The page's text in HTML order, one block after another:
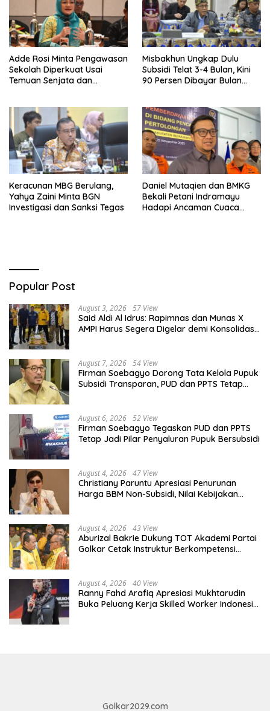
Adde Rosi Minta Pengawasan
Sekolah Diperkuat Usai
Temuan Senjata dan
Misbakhun Ungkap Dulu
Subsidi Telat 3-4 Bulan, Kini
90 Persen Dibayar Bulan
Keracunan MBG Berulang,
Yahya Zaini Minta BGN
Investigasi dan Sanksi Tegas
Daniel Mutaqien dan BMKG
Bekali Petani Indramayu
Hadapi Ancaman Cuaca
Popular Post
August 3, 2026 57 View
Said Aldi Al Idrus: Rapimnas dan Munas X
AMPI Harus Segera Digelar demi Konsolidasi
August 7, 2026 54 View
Firman Soebagyo Dorong Tata Kelola Pupuk
Subsidi Transparan, PUD dan PPTS Tetap
August 6, 2026 52 View
Firman Soebagyo Tegaskan PUD dan PPTS
Tetap Jadi Pilar Penyaluran Pupuk Bersubsidi
August 4, 2026 47 View
Christiany Paruntu Apresiasi Penurunan
Harga BBM Non-Subsidi, Nilai Kebijakan
August 4, 2026 43 View
Aburizal Bakrie Dukung TOT Akademi Partai
Golkar Cetak Instruktur Berkompetensi
August 4, 2026 40 View
Ranny Fahd Arafiq Apresiasi Mukhtarudin
Buka Peluang Kerja Skilled Worker Indonesia
Golkar2029.com